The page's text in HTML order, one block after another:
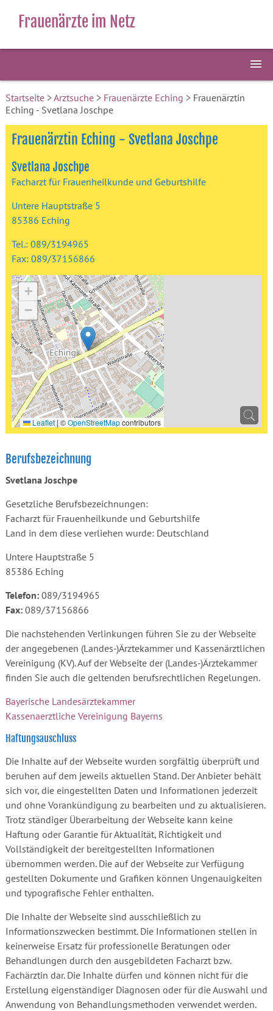
Frauenärzte im Netz
Startseite>Arztsuche> Frauenärzte Eching > Frauenärztin
Eching - Svetlana Joschpe
Frauenärztin Eching - Svetlana Joschpe
Svetlana Joschpe
Facharzt für Frauenheilkunde und Geburtshilfe
Untere Hauptstraße 5
85386 Eching
Tel.: 089/3194965
Fax: 089/37156866
+
−
Leaflet|©OpenStreetMapcontributors
Berufsbezeichnung
Svetlana Joschpe
Gesetzliche Berufsbezeichnungen:
Facharzt für Frauenheilkunde und Geburtshilfe
Land in dem diese verliehen wurde: Deutschland
Untere Hauptstraße 5
85386 Eching
Telefon:089/3194965
Fax:089/37156866
Die nachstehenden Verlinkungen führen Sie zu der Webseite
der angegebenen (Landes-)Ärztekammer und Kassenärztlichen
Vereinigung (KV). Auf der Webseite der (Landes-)Ärztekammer
finden Sie auch die geltenden berufsrechtlichen Regelungen.
Bayerische Landesärztekammer
Kassenaerztliche Vereinigung Bayerns
Haftungsauschluss
Die Inhalte auf der Webseite wurden sorgfältig überprüft und
beruhen auf dem jeweils aktuellen Stand. Der Anbieter behält
sich vor, die eingestellten Daten und Informationen jederzeit
und ohne Vorankündigung zu bearbeiten und zu aktualisieren.
Trotz ständiger Überarbeitung der Webseite kann keine
Haftung oder Garantie für Aktualität, Richtigkeit und
Vollständigkeit der bereitgestellten Informationen
übernommen werden. Die auf der Webseite zur Verfügung
gestellten Dokumente und Grafiken können Ungenauigkeiten
und typografische Fehler enthalten.
Die Inhalte der Webseite sind ausschließlich zu
Informationszwecken bestimmt. Die Informationen stellen in
keinerweise Ersatz für professionelle Beratungen oder
Behandlungen durch den ausgebildeten Facharzt bzw.
Fachärztin dar. Die Inhalte dürfen und können nicht für die
Erstellung eigenständiger Diagnosen oder für die Auswahl und
Anwendung von Behandlungsmethoden verwendet werden.